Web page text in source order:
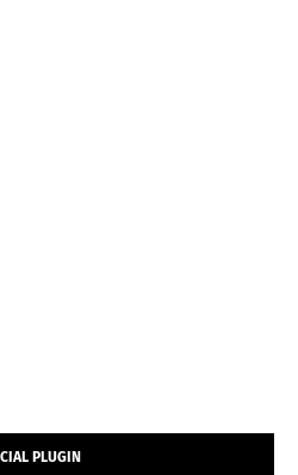
PLUGIN